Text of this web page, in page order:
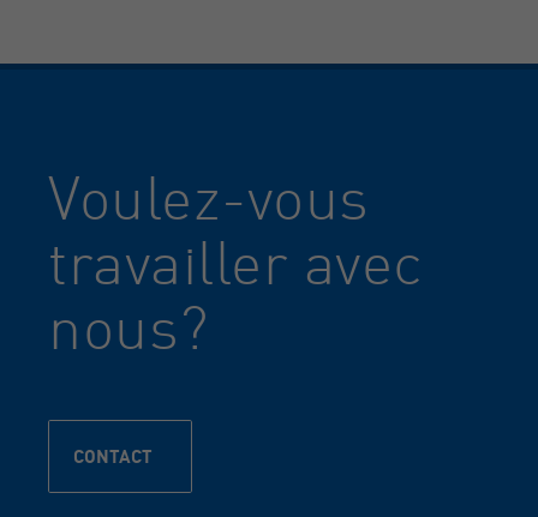
Voulez-vous
travailler avec
nous?
CONTACT